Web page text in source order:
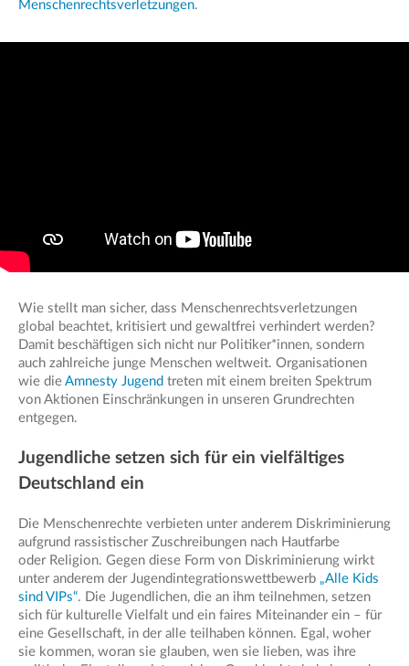
Menschenrechtsverletzungen.
Wie stellt man sicher, dass Menschenrechtsverletzungen
global beachtet, kritisiert und gewaltfrei verhindert werden?
Damit beschäftigen sich nicht nur Politiker*innen, sondern
auch zahlreiche junge Menschen weltweit. Organisationen
wie die Amnesty Jugend treten mit einem breiten Spektrum
von Aktionen Einschränkungen in unseren Grundrechten
entgegen.
Jugendliche setzen sich für ein vielfältiges
Deutschland ein
Die Menschenrechte verbieten unter anderem Diskriminierung
aufgrund rassistischer Zuschreibungen nach Hautfarbe
oder Religion. Gegen diese Form von Diskriminierung wirkt
unter anderem der Jugendintegrationswettbewerb „Alle Kids
sind VIPs“. Die Jugendlichen, die an ihm teilnehmen, setzen
sich für kulturelle Vielfalt und ein faires Miteinander ein – für
eine Gesellschaft, in der alle teilhaben können. Egal, woher
sie kommen, woran sie glauben, wen sie lieben, was ihre